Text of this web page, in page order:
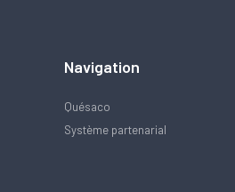
Navigation
Quésaco
Système partenarial